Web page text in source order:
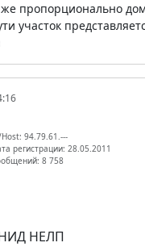
пропорционально
участок
94.79.61.---
регистрации: 28.05.2011
8 758
НЕЛП